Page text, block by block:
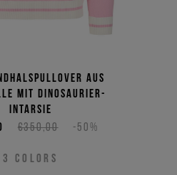
aus
mit Dinosaurier-
Intarsie
€350,00
-50%
3 COLORS